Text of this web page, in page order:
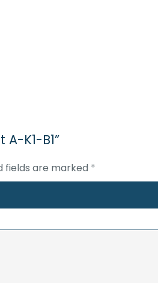
K1-B1”
fields are marked *